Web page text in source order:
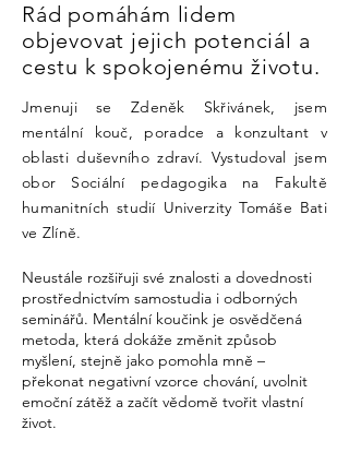
Rád pomáhám lidem
objevovat jejich potenciál a
cestu k spokojenému životu.
Jmenuji se Zdeněk Skřivánek, jsem
mentální kouč, poradce a konzultant v
oblasti duševního zdraví. Vystudoval jsem
obor Sociální pedagogika na Fakultě
humanitních studií Univerzity Tomáše Bati
ve Zlíně.
Neustále rozšiřuji své znalosti a dovednosti
prostřednictvím samostudia i odborných
seminářů. Mentální koučink je osvědčená
metoda, která dokáže změnit způsob
myšlení, stejně jako pomohla mně –
překonat negativní vzorce chování, uvolnit
emoční zátěž a začít vědomě tvořit vlastní
život.